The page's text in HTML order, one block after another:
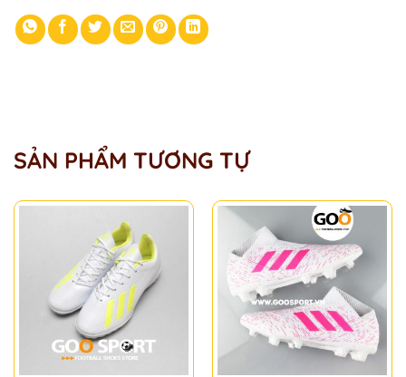
SẢN PHẨM TƯƠNG TỰ